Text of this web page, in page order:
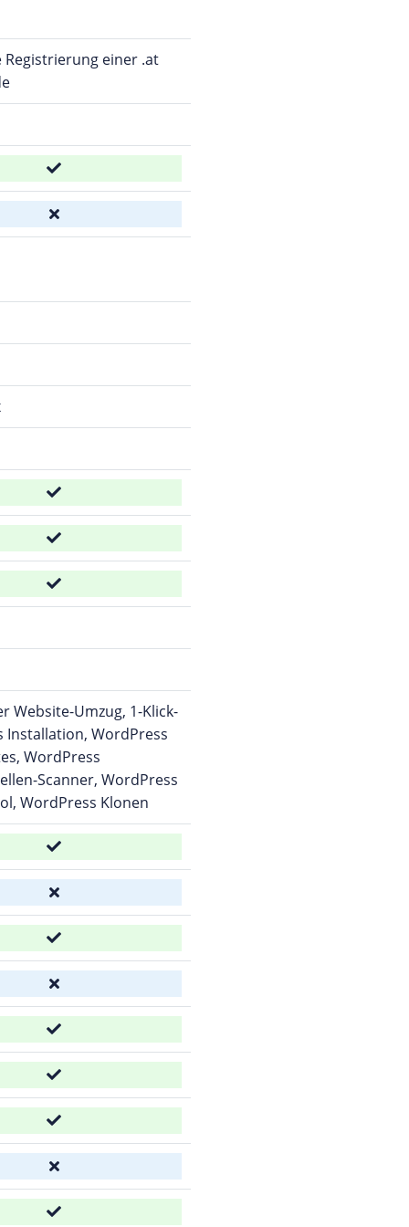
Registrierung einer .at
Website-Umzug, 1-Klick-
Installation, WordPress
WordPress
Scanner, WordPress
WordPress Klonen